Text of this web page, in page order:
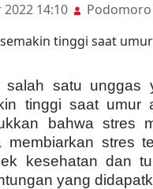
14:10
salah satu unggas
tinggi saat
bahwa stres
membiarkan stres
kesehatan dan
yang